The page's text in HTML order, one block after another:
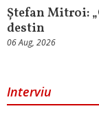
Ștefan Mitroi:
destin
06 Aug, 2026
Interviu